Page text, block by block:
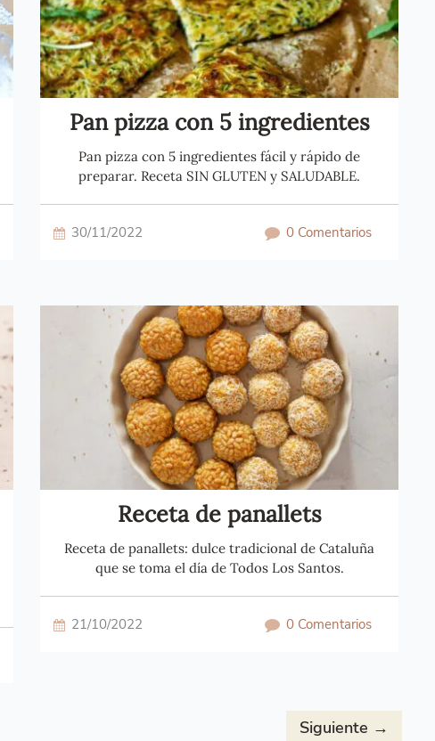
Pan pizza con 5 ingredientes
Pan pizza con 5 ingredientes fácil y rápido de
preparar. Receta SIN GLUTEN y SALUDABLE.
30/11/2022 0 Comentarios
Receta de panallets
Receta de panallets: dulce tradicional de Cataluña
que se toma el día de Todos Los Santos.
21/10/2022 0 Comentarios
Siguiente →